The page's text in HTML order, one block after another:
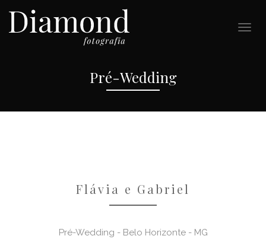
Pré-Wedding
Flávia e Gabriel
Pré-Wedding - Belo Horizonte - MG